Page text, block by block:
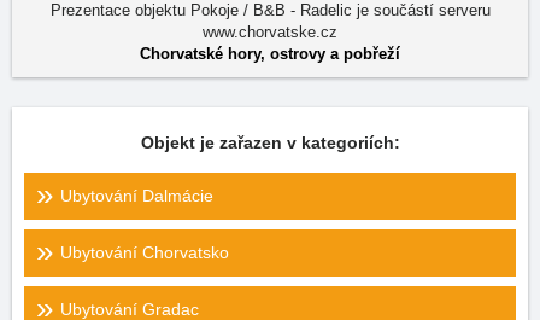
Prezentace objektu Pokoje / B&B - Radelic je součástí serveru
www.chorvatske.cz
Chorvatské hory, ostrovy a pobřeží
Objekt je zařazen v kategoriích:
Ubytování Dalmácie
Ubytování Chorvatsko
Ubytování Gradac